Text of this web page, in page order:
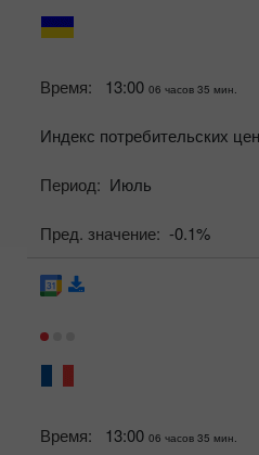
Время: 13:00 06 часов 35 мин.
Индекс потребительских
Период: Июль
Пред. значение: -0.1%
Время: 13:00 06 часов 35 мин.